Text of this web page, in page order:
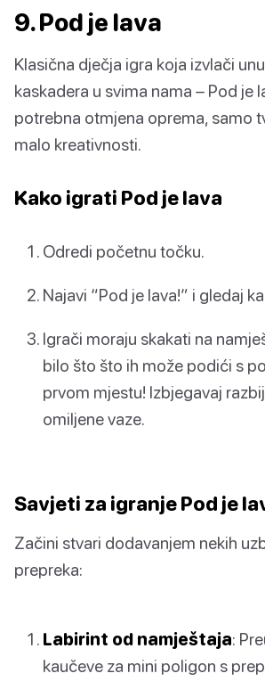
9. Pod je lava
Klasična dječja igra koja izvlači
kaskadera u svima nama – Pod je
potrebna otmjena oprema, samo
malo kreativnosti.
Kako igrati Pod je lava
Odredi početnu točku.
Najavi “Pod je lava!” i gledaj
Igrači moraju skakati na
bilo što što ih može podići s
prvom mjestu! Izbjegavaj
omiljene vaze.
Savjeti za igranje Pod je
Začini stvari dodavanjem nekih
prepreka:
Labirint od namještaja:
kaučeve za mini poligon s